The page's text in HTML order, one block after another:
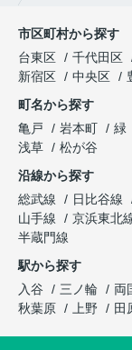
市区町村から探す
台東区
千代田区
新宿区
中央区
町名から探す
亀戸
岩本町 緑
浅草
松が谷
沿線から探す
総武線
日比谷線
山手線
京浜東北
半蔵門線
駅から探す
入谷
三ノ輪 両
秋葉原
上野 田